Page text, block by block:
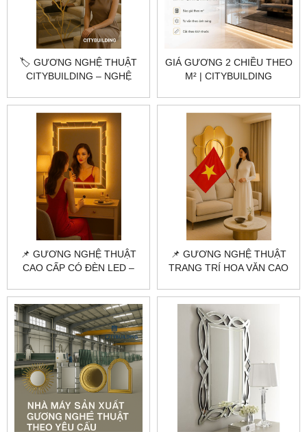
🏷️ GƯƠNG NGHỆ THUẬT
CITYBUILDING – NGHỆ
NHỮNG VẾT NỨT
GIÁ GƯƠNG 2 CHIỀU THEO
M² | CITYBUILDING
📌 GƯƠNG NGHỆ THUẬT
CAO CẤP CÓ ĐÈN LED –
THEO YÊU CẦU
📌 GƯƠNG NGHỆ THUẬT
TRANG TRÍ HOA VĂN CAO
KẾ & THI CÔNG